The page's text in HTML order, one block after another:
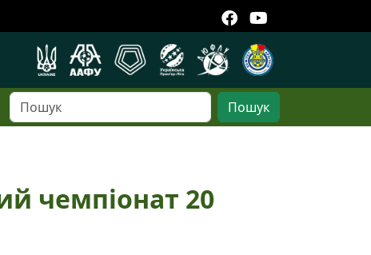
Пошук
чемпіонат 20